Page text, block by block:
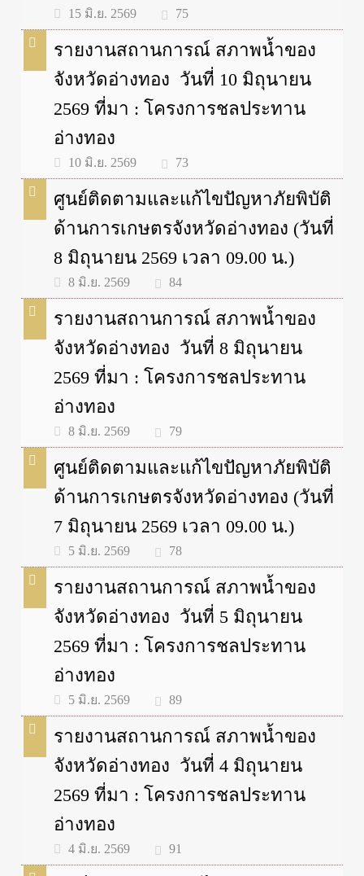
15 มิ.ย. 2569 75
รายงานสถานการณ์ สภาพน้ำของ
จังหวัดอ่างทอง วันที่ 10 มิถุนายน
2569 ที่มา : โครงการชลประทาน
อ่างทอง
10 มิ.ย. 2569 73
ศูนย์ติดตามและแก้ไขปัญหาภัยพิบัติ
ด้านการเกษตรจังหวัดอ่างทอง (วันที่
8 มิถุนายน 2569 เวลา 09.00 น.)
8 มิ.ย. 2569 84
รายงานสถานการณ์ สภาพน้ำของ
จังหวัดอ่างทอง วันที่ 8 มิถุนายน
2569 ที่มา : โครงการชลประทาน
อ่างทอง
8 มิ.ย. 2569 79
ศูนย์ติดตามและแก้ไขปัญหาภัยพิบัติ
ด้านการเกษตรจังหวัดอ่างทอง (วันที่
7 มิถุนายน 2569 เวลา 09.00 น.)
5 มิ.ย. 2569 78
รายงานสถานการณ์ สภาพน้ำของ
จังหวัดอ่างทอง วันที่ 5 มิถุนายน
2569 ที่มา : โครงการชลประทาน
อ่างทอง
5 มิ.ย. 2569 89
รายงานสถานการณ์ สภาพน้ำของ
จังหวัดอ่างทอง วันที่ 4 มิถุนายน
2569 ที่มา : โครงการชลประทาน
อ่างทอง
4 มิ.ย. 2569 91